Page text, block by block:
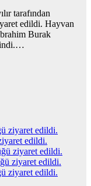
tarafından
edildi. Hayvan
Burak
ziyaret edildi.
edildi.
ziyaret edildi.
ziyaret edildi.
ziyaret edildi.